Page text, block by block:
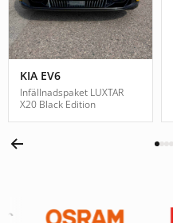
KIA EV6
Infällnadspaket LUXTAR
X20 Black Edition